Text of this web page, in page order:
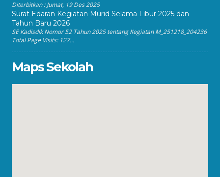
Diterbitkan :Jumat, 19 Des 2025
Surat Edaran Kegiatan Murid Selama Libur 2025 dan
Tahun Baru 2026
SE Kadisdik Nomor 52 Tahun 2025 tentang Kegiatan M_251218_204236
Total Page Visits: 127...
Maps Sekolah